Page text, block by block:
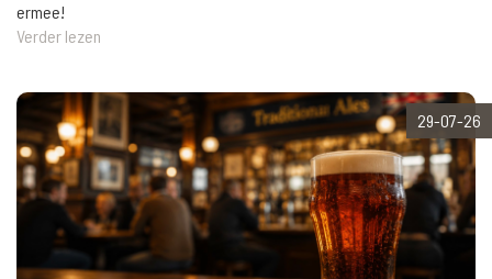
ermee!
Verder lezen
29-07-26